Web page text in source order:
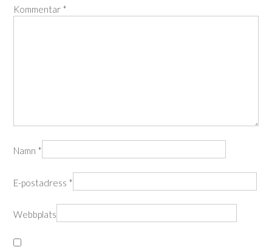
Kommentar *
Namn *
E-postadress *
Webbplats